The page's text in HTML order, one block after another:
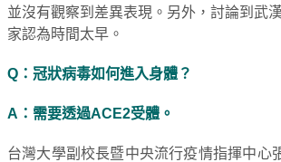
並沒有觀察到差異表現。另外，討論到武
家認為時間太早。
Q：冠狀病毒如何進入身體？
A：需要透過ACE2受體。
台灣大學副校長暨中央流行疫情指揮中心